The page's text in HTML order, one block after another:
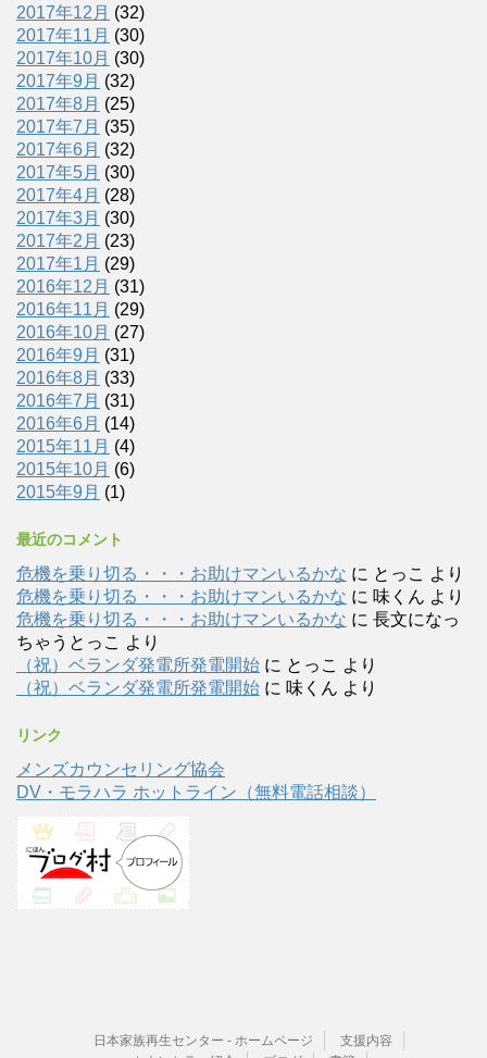
2017年12月 (32)
2017年11月 (30)
2017年10月 (30)
2017年9月 (32)
2017年8月 (25)
2017年7月 (35)
2017年6月 (32)
2017年5月 (30)
2017年4月 (28)
2017年3月 (30)
2017年2月 (23)
2017年1月 (29)
2016年12月 (31)
2016年11月 (29)
2016年10月 (27)
2016年9月 (31)
2016年8月 (33)
2016年7月 (31)
2016年6月 (14)
2015年11月 (4)
2015年10月 (6)
2015年9月 (1)
最近のコメント
危機を乗り切る・・・お助けマンいるかな に とっこ より
危機を乗り切る・・・お助けマンいるかな に 味くん より
危機を乗り切る・・・お助けマンいるかな に 長文になっ
ちゃうとっこ より
（祝）ベランダ発電所発電開始 に とっこ より
（祝）ベランダ発電所発電開始 に 味くん より
リンク
メンズカウンセリング協会
DV・モラハラ ホットライン（無料電話相談）
日本家族再生センター - ホームページ
支援内容